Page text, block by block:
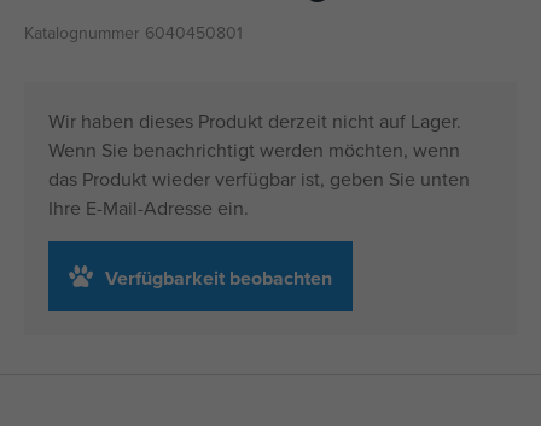
Katalognummer 6040450801
Wir haben dieses Produkt derzeit nicht auf Lager.
Wenn Sie benachrichtigt werden möchten, wenn
das Produkt wieder verfügbar ist, geben Sie unten
Ihre E-Mail-Adresse ein.
Verfügbarkeit beobachten